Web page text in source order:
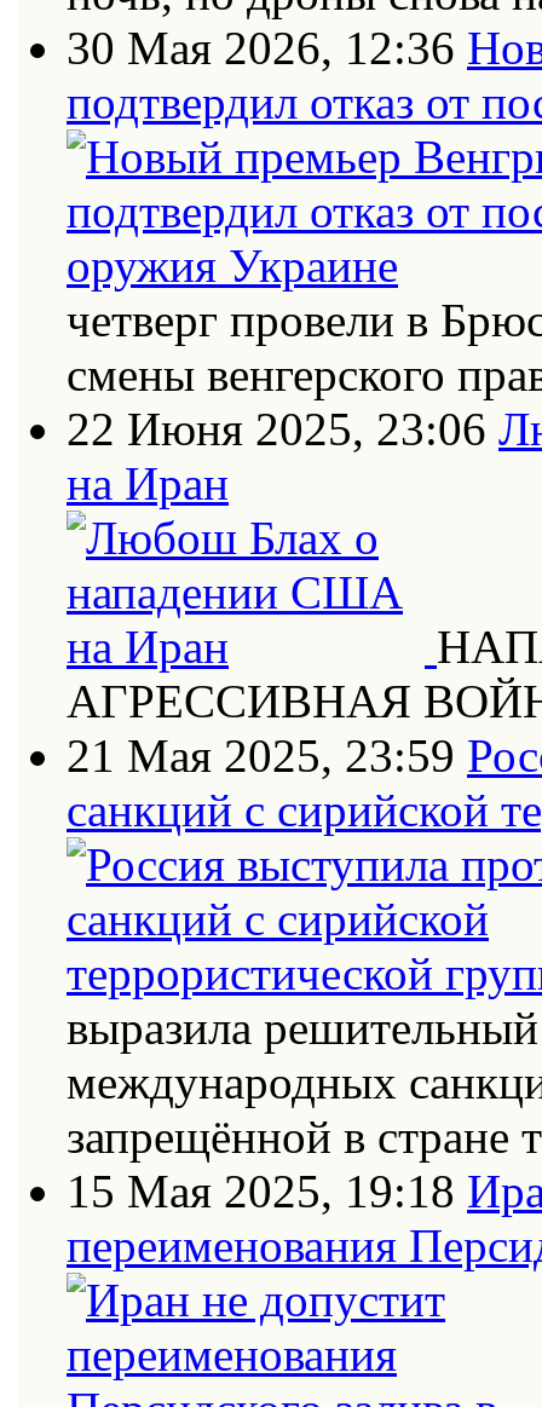
30 Мая 2026, 12:36
подтвердил отказ от
четверг провели в
смены венгерского
22 Июня 2025, 23:06
на Иран
АГРЕССИВНАЯ
21 Мая 2025, 23:59
санкций с сирийской
выразила
международных
запрещённой в стране
15 Мая 2025, 19:18
переименования